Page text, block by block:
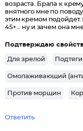
возраста. Брала к
внятного мне по
этим кремом подойдет.
45+... ну и зачем она
Подтверждаю
Для зрелой
Омолаживающий
Против морщин
Ответить